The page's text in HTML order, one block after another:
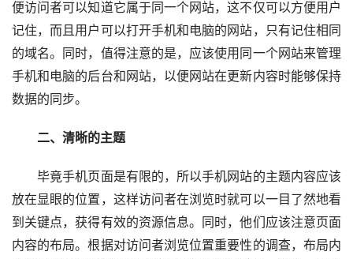
便访问者可以知道它属于同一个网站，这不仅可以方便用户
记住，而且用户可以打开手机和电脑的网站，只有记住相同
的域名。同时，值得注意的是，应该使用同一个网站来管理
手机和电脑的后台和网站，以便网站在更新内容时能够保持
数据的同步。
二、清晰的主题
毕竟手机页面是有限的，所以手机网站的主题内容应该
放在显眼的位置，这样访问者在浏览时就可以一目了然地看
到关键点，获得有效的资源信息。同时，他们应该注意页面
内容的布局。根据对访问者浏览位置重要性的调查，布局内